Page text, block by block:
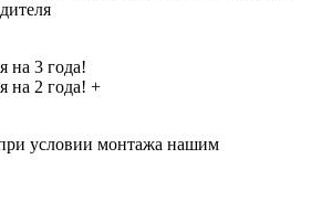
на 3 года!
на 2 года! +
условии монтажа нашим